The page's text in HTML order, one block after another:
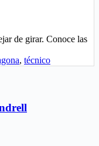
de girar. Conoce las
, técnico